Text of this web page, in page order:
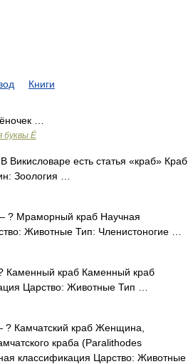
Книги
…
буквы Ё
Викисловаре есть статья «краб» Краб
Зоология …
? Мраморный краб Научная
Животные Тип: Членистоногие …
Каменный краб Каменный краб
Царство: Животные Тип …
Камчатский краб Женщина,
краба (Paralithodes
классификация Царство: Животные